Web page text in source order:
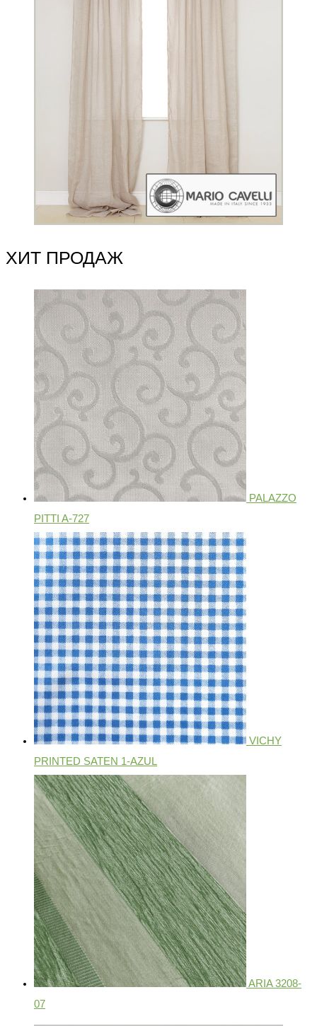
ХИТ ПРОДАЖ
PALAZZO
PITTI A-727
VICHY
PRINTED SATEN 1-AZUL
ARIA 3208-
07